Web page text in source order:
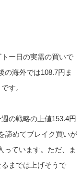
ー日の実需の買いで
の海外では108.7円ま
す。
の戦略の上値153.4円
諦めてブレイク買いが
っています。ただ、ま
までは上げそうで